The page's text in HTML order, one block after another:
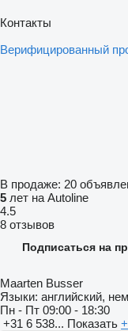
Контакты
Верифицированный
В продаже: 20
5 лет на Autoline
4.5
8 отзывов
Подписаться на
Maarten Busser
Языки: английский,
Пн - Пт 09:00 - 18:30
+31 6 538... Показать